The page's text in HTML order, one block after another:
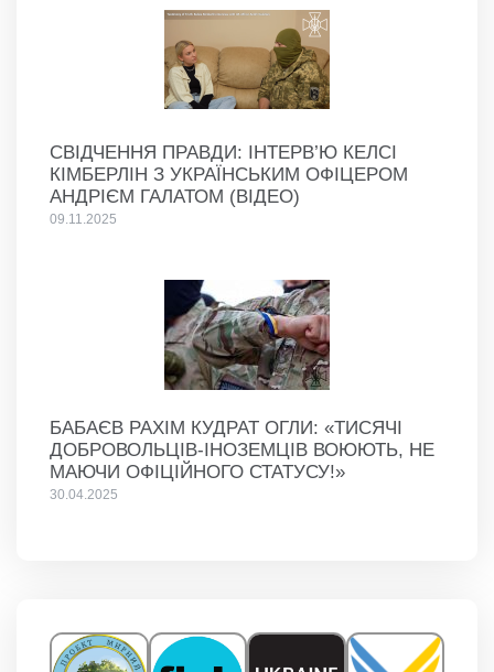
СВІДЧЕННЯ ПРАВДИ: ІНТЕРВ’Ю КЕЛСІ
КІМБЕРЛІН З УКРАЇНСЬКИМ ОФІЦЕРОМ
АНДРІЄМ ГАЛАТОМ (ВІДЕО)
09.11.2025
БАБАЄВ РАХІМ КУДРАТ ОГЛИ: «ТИСЯЧІ
ДОБРОВОЛЬЦІВ-ІНОЗЕМЦІВ ВОЮЮТЬ, НЕ
МАЮЧИ ОФІЦІЙНОГО СТАТУСУ!»
30.04.2025